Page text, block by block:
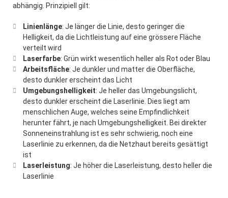
abhängig. Prinzipiell gilt:
Linienlänge: Je länger die Linie, desto geringer die
Helligkeit, da die Lichtleistung auf eine grössere Fläche
verteilt wird
Laserfarbe: Grün wirkt wesentlich heller als Rot oder Blau
Arbeitsfläche: Je dunkler und matter die Oberfläche,
desto dunkler erscheint das Licht
Umgebungshelligkeit: Je heller das Umgebungslicht,
desto dunkler erscheint die Laserlinie. Dies liegt am
menschlichen Auge, welches seine Empfindlichkeit
herunter fährt, je nach Umgebungshelligkeit. Bei direkter
Sonneneinstrahlung ist es sehr schwierig, noch eine
Laserlinie zu erkennen, da die Netzhaut bereits gesättigt
ist
Laserleistung: Je höher die Laserleistung, desto heller die
Laserlinie